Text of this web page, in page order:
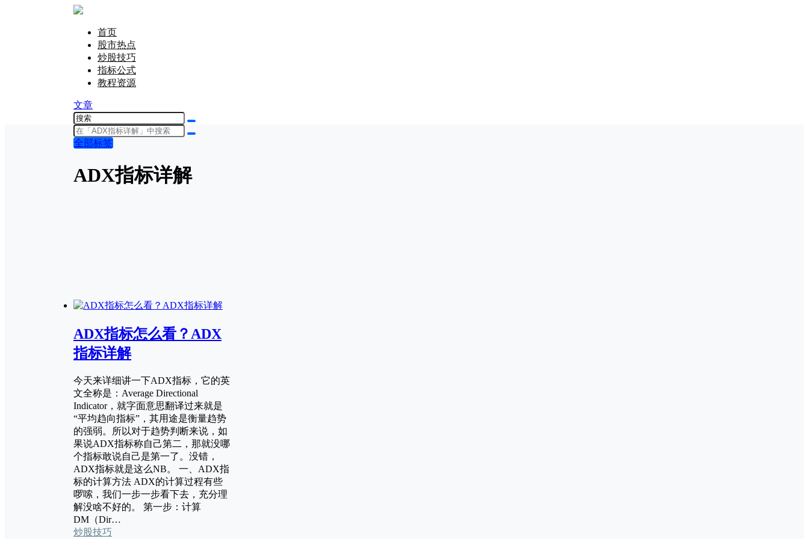
首页
股市热点
炒股技巧
指标公式
教程资源
文章
全部标签
ADX指标详解
ADX指标怎么看？ADX
指标详解
今天来详细讲一下ADX指标，它的英
文全称是：Average Directional
Indicator，就字面意思翻译过来就是
“平均趋向指标”，其用途是衡量趋势
的强弱。所以对于趋势判断来说，如
果说ADX指标称自己第二，那就没哪
个指标敢说自己是第一了。没错，
ADX指标就是这么NB。 一、ADX指
标的计算方法 ADX的计算过程有些
啰嗦，我们一步一步看下去，充分理
解没啥不好的。 第一步：计算
DM（Dir…
炒股技巧